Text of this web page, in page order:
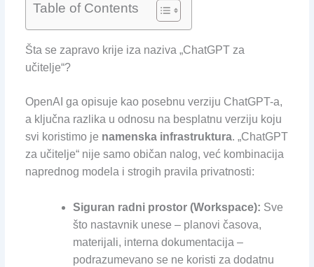
Table of Contents
Šta se zapravo krije iza naziva „ChatGPT za
učitelje“?
OpenAI ga opisuje kao posebnu verziju ChatGPT-a,
a ključna razlika u odnosu na besplatnu verziju koju
svi koristimo je namenska infrastruktura. „ChatGPT
za učitelje“ nije samo običan nalog, već kombinacija
naprednog modela i strogih pravila privatnosti:
Siguran radni prostor (Workspace): Sve
što nastavnik unese – planovi časova,
materijali, interna dokumentacija –
podrazumevano se ne koristi za dodatnu